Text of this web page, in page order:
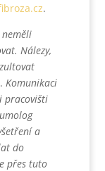
.
Nálezy,
. Komunikaci
pracovišti
a
do
přes tuto